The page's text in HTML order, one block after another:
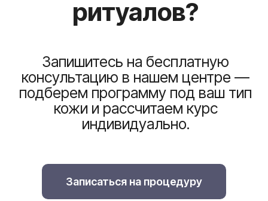
Записаться на процедуру